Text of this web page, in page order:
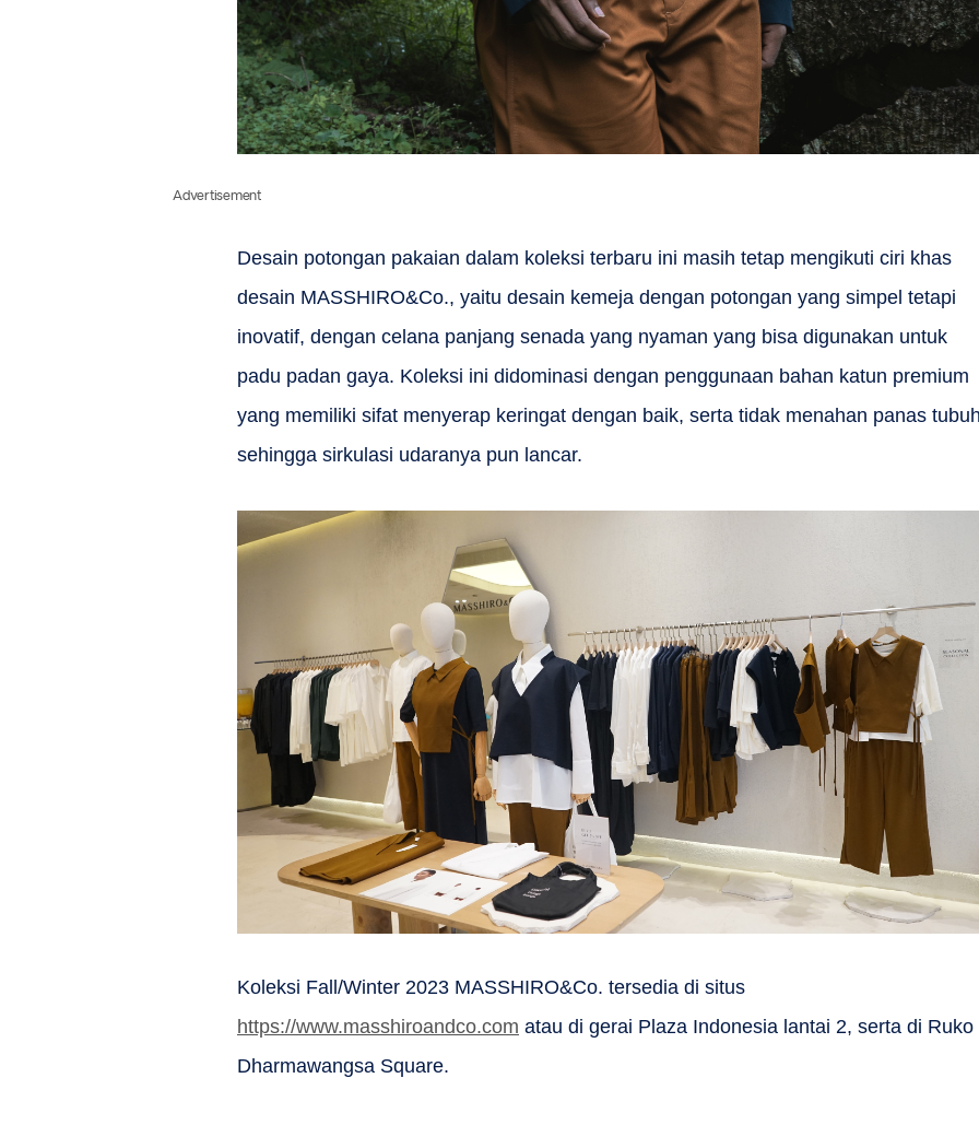
Advertisement
Desain potongan pakaian dalam koleksi terbaru ini masih tetap mengikuti ciri khas
desain MASSHIRO&Co., yaitu desain kemeja dengan potongan yang simpel tetapi
inovatif, dengan celana panjang senada yang nyaman yang bisa digunakan untuk
padu padan gaya. Koleksi ini didominasi dengan penggunaan bahan katun premium
yang memiliki sifat menyerap keringat dengan baik, serta tidak menahan panas
sehingga sirkulasi udaranya pun lancar.
Koleksi Fall/Winter 2023 MASSHIRO&Co. tersedia di situs
https://www.masshiroandco.com atau di gerai Plaza Indonesia lantai 2, serta di Ruko
Dharmawangsa Square.